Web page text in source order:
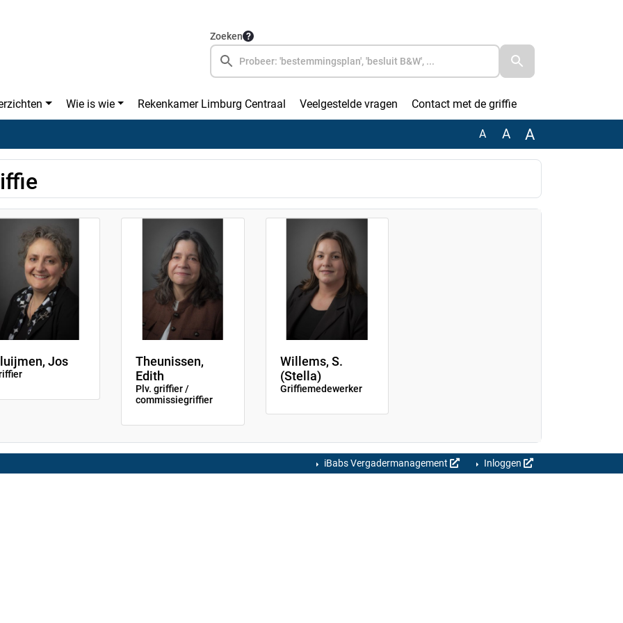
Zoeken
Wie is wie Rekenkamer Limburg Centraal Veelgestelde vragen Contact met de griffie
A A A
Jos
Theunissen,
Edith
Plv. griffier /
commissiegriffier
Willems, S.
(Stella)
Griffiemedewerker
iBabs Vergadermanagement Inloggen